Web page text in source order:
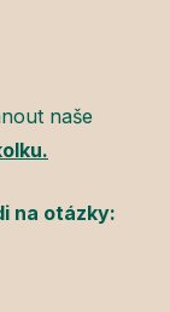
naše
na otázky: